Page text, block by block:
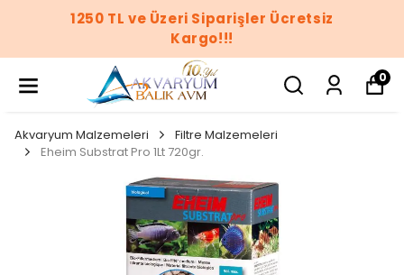
1250 TL ve Üzeri Siparişler Ücretsiz
Kargo!!!
0
Akvaryum Malzemeleri
Filtre Malzemeleri
Eheim Substrat Pro 1Lt 720gr.